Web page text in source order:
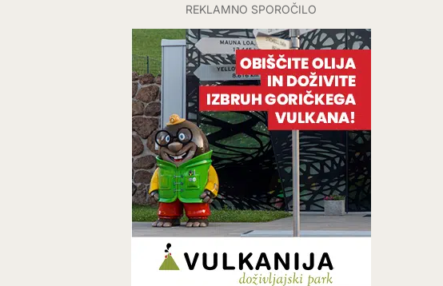
REKLAMNO SPOROČILO